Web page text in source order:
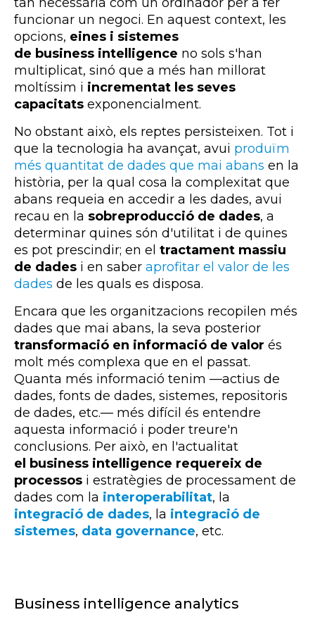
funcionar un negoci. En aquest context, les
opcions, eines i sistemes
de business intelligence no sols s'han
multiplicat, sinó que a més han millorat
moltíssim i incrementat les seves
capacitats exponencialment.
No obstant això, els reptes persisteixen. Tot i
que la tecnologia ha avançat, avui produïm
més quantitat de dades que mai abans en la
història, per la qual cosa la complexitat que
abans requeia en accedir a les dades, avui
recau en la sobreproducció de dades, a
determinar quines són d'utilitat i de quines
es pot prescindir; en el tractament massiu
de dades i en saber aprofitar el valor de les
dades de les quals es disposa.
Encara que les organitzacions recopilen més
dades que mai abans, la seva posterior
transformació en informació de valor és
molt més complexa que en el passat.
Quanta més informació tenim —actius de
dades, fonts de dades, sistemes, repositoris
de dades, etc.— més difícil és entendre
aquesta informació i poder treure'n
conclusions. Per això, en l'actualitat
el
business intelligence requereix de
processos i estratègies de processament de
dades com la interoperabilitat, la
integració de dades, la integració de
sistemes, data governance, etc.
Business intelligence analytics